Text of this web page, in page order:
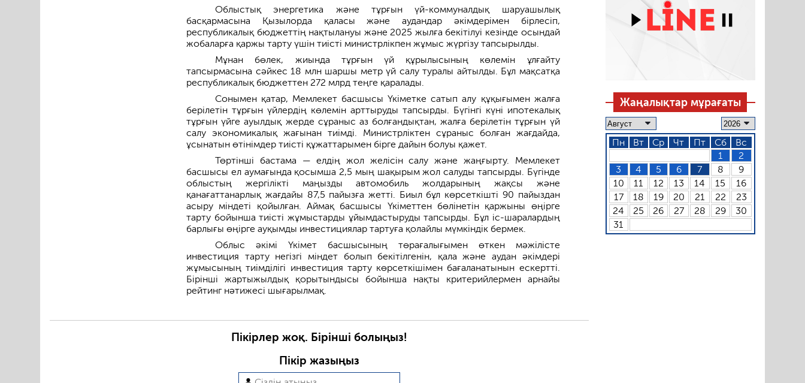
Облыстық энергетика және тұрғын үй-коммуналдық шаруашылық
басқармасына Қызылорда қаласы және аудандар әкімдерімен бірлесіп,
республикалық бюджеттің нақтылануы және 2025 жылға бекітілуі кезінде осындай
жобаларға қаржы тарту үшін тиісті министрлікпен жұмыс жүргізу тапсырылды.
Мұнан бөлек, жиында тұрғын үй құрылысының көлемін ұлғайту
тапсырмасына сәйкес 18 млн шаршы метр үй салу туралы айтылды. Бұл мақсатқа
республикалық бюджеттен 272 млрд теңге қаралады.
Сонымен қатар, Мемлекет басшысы Үкіметке сатып алу құқығымен жалға
берілетін тұрғын үйлердің көлемін арттыруды тапсырды. Бүгінгі күні ипотекалық
тұрғын үйге ауылдық жерде сұраныс аз болғандықтан, жалға берілетін тұрғын үй
салу экономикалық жағынан тиімді. Министрліктен сұраныс болған жағдайда,
ұсынатын өтінімдер тиісті құжаттарымен бірге дайын болуы қажет.
Төртінші бастама — елдің жол желісін салу және жаңғырту. Мемлекет
басшысы ел аумағында қосымша 2,5 мың шақырым жол салуды тапсырды. Бүгінде
облыстың жергілікті маңызды автомобиль жолдарының жақсы және
қанағаттанарлық жағдайы 87,5 пайызға жетті. Биыл бұл көрсеткішті 90 пайыздан
асыру міндеті қойылған. Аймақ басшысы Үкіметтен бөлінетін қаржыны өңірге
тарту бойынша тиісті жұмыстарды ұйымдастыруды тапсырды. Бұл іс-шаралардың
барлығы өңірге ауқымды инвестициялар тартуға қолайлы мүмкіндік бермек.
Облыс әкімі Үкімет басшысының төрағалығымен өткен мәжілісте
инвестиция тарту негізгі міндет болып бекітілгенін, қала және аудан әкімдері
жұмысының тиімділігі инвестиция тарту көрсеткішімен бағаланатынын ескертті.
Бірінші жартыжылдық қорытындысы бойынша нақты критерийлермен арнайы
рейтинг нәтижесі шығарылмақ.
Пікірлер жоқ. Бірінші болыңыз!
Пікір жазыңыз
Жаңалықтар мұрағаты
Пн Вт Ср Чт Пт Сб
Вс
1
2
3
4 5 6 7 8
9
10
11 12 13 14 15
16
17
18 19 20 21 22
23
24
25 26 27 28 29
30
31